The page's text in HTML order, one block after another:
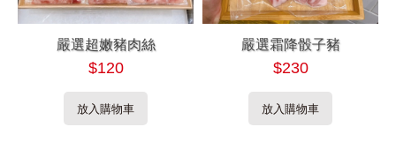
嚴選超嫩豬肉絲
$120
放入購物車
嚴選霜降骰子豬
$230
放入購物車